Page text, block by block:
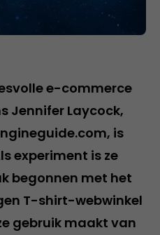
e-commerce
Jennifer Laycock,
is
experiment is ze
begonnen met het
T-shirt-webwinkel
gebruik maakt van